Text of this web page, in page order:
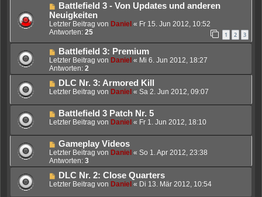
Battlefield 3 - Von Updates und anderen
Neuigkeiten
Letzter Beitrag von Daniel « Fr 15. Jun 2012, 10:52
Antworten: 25 1 2 3
Battlefield 3: Premium
Letzter Beitrag von Daniel « Mi 6. Jun 2012, 18:27
Antworten: 2
DLC Nr. 3: Armored Kill
Letzter Beitrag von Daniel « Sa 2. Jun 2012, 09:07
Battlefield 3 Patch Nr. 5
Letzter Beitrag von Daniel « Fr 1. Jun 2012, 18:10
Gameplay Videos
Letzter Beitrag von Daniel « So 1. Apr 2012, 23:38
Antworten: 3
DLC Nr. 2: Close Quarters
Letzter Beitrag von Daniel « Di 13. Mär 2012, 10:54